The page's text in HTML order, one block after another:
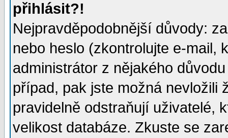
přihlásit?!
Nejpravděpodobnější důvody:
nebo heslo (zkontrolujte e-mail,
administrátor z nějakého
případ, pak jste možná nevložili
pravidelně odstraňují uživatelé,
velikost databáze. Zkuste se